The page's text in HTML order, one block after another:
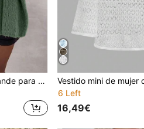
Suéter de mujer talla grande para otoño/invierno, nuevo estilo de moda - Cárdigan de punto de ajuste holgado minimalista con botones metálicos, abrigo de suéter de manga larga, para el Día de San Valentín, fiesta de Navidad
6 Left
16,49€